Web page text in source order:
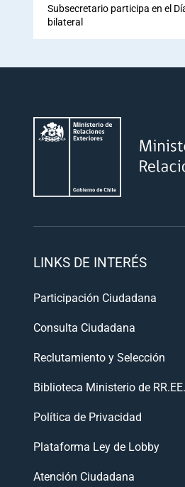
Subsecretario participa en el
bilateral
LINKS DE INTERÉS
Participación Ciudadana
Consulta Ciudadana
Reclutamiento y Selección
Biblioteca Ministerio de RR.EE.
Política de Privacidad
Plataforma Ley de Lobby
Atención Ciudadana